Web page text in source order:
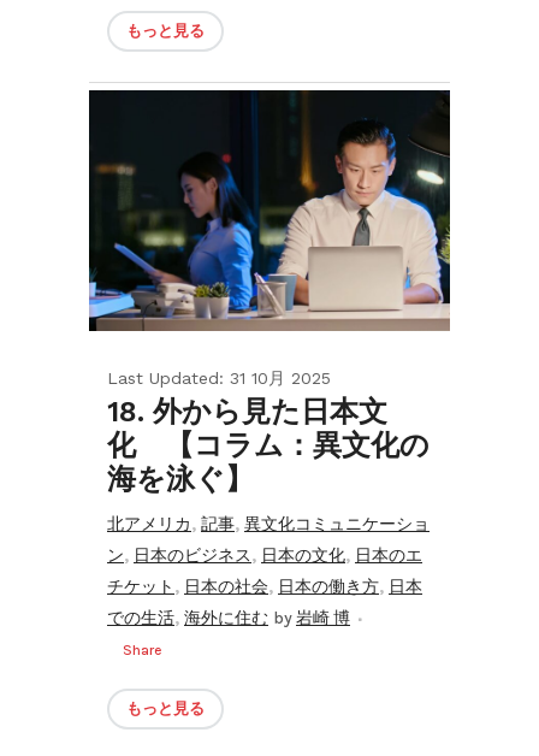
もっと見る
Last Updated: 31 10月 2025
18. 外から見た日本文
化 【コラム：異文化の
海を泳ぐ】
北アメリカ, 記事, 異文化コミュニケーショ
ン, 日本のビジネス, 日本の文化, 日本のエ
チケット , 日本の社会, 日本の働き方, 日本
での生活, 海外に住む by岩崎 博
Share
もっと見る